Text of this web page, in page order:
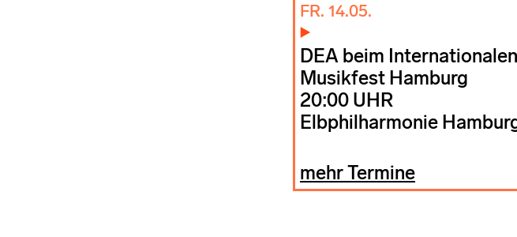
FR. 14.05.
DEA beim Internationalen
Musikfest Hamburg
20:00 UHR
Elbphilharmonie
mehr Termine